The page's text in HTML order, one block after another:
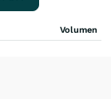
Volumen